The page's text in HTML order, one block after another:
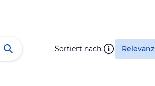
Sortiert nach: Relevanz